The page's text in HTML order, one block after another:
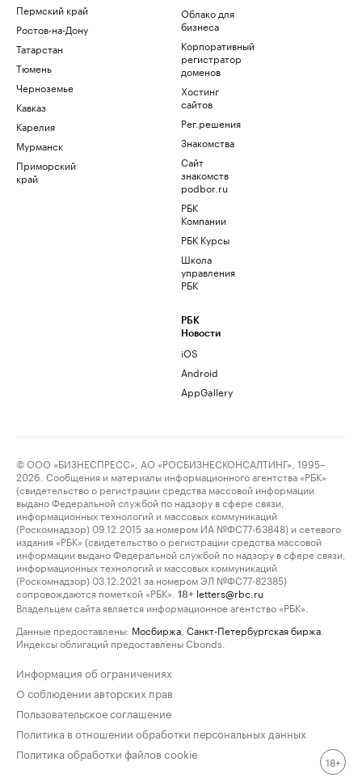
Пермский край
Ростов-на-Дону
Татарстан
Тюмень
Черноземье
Кавказ
Карелия
Мурманск
Приморский
край
Облако для
бизнеса
Корпоративный
регистратор
доменов
Хостинг
сайтов
Рег.решения
Знакомства
Сайт
знакомств
podbor.ru
РБК
Компании
РБК Курсы
Школа
управления
РБК
РБК
Новости
iOS
Android
AppGallery
© ООО «БИЗНЕСПРЕСС», АО «РОСБИЗНЕСКОНСАЛТИНГ», 1995–
2026. Сообщения и материалы информационного агентства «РБК»
(свидетельство о регистрации средства массовой информации
выдано Федеральной службой по надзору в сфере связи,
информационных технологий и массовых коммуникаций
(Роскомнадзор) 09.12.2015 за номером ИА №ФС77-63848) и сетевого
издания «РБК» (свидетельство о регистрации средства массовой
информации выдано Федеральной службой по надзору в сфере связи,
информационных технологий и массовых коммуникаций
(Роскомнадзор) 03.12.2021 за номером ЭЛ №ФС77-82385)
сопровождаются пометкой «РБК».
18+ letters@rbc.ru
Владельцем сайта является информационное агентство «РБК».
Данные предоставлены: Мосбиржа Санкт-Петербургская биржа
Индексы облигаций предоставлены Cbonds.
Информация об ограничениях
О соблюдении авторских прав
Пользовательское соглашение
Политика в отношении обработки персональных данных
Политика обработки файлов cookie
18+